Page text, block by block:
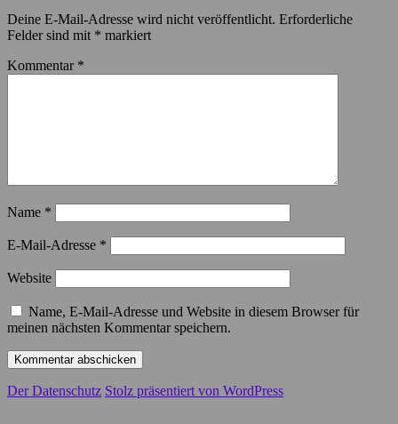
Deine E-Mail-Adresse wird nicht veröffentlicht. Erforderliche
Felder sind mit * markiert
Kommentar *
Name *
E-Mail-Adresse *
Website
Name, E-Mail-Adresse und Website in diesem Browser für
meinen nächsten Kommentar speichern.
Der Datenschutz Stolz präsentiert von WordPress